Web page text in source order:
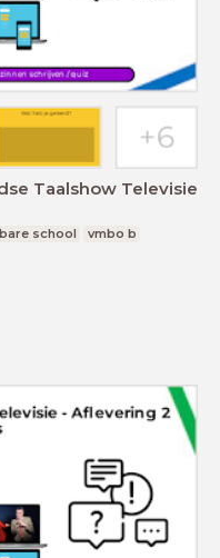
Taalshow Televisie
school
vmbo b